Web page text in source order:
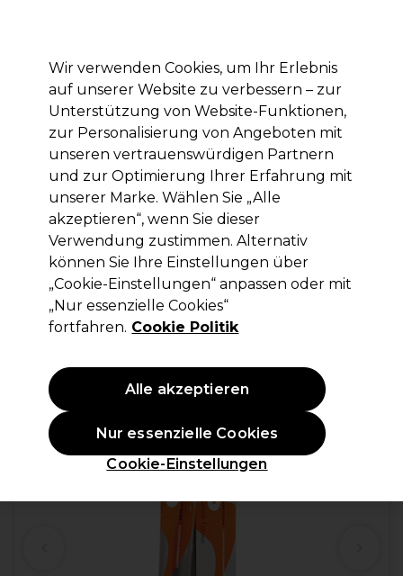
Anmelden
Marken Deals Haare Elektrogeräte Saloneinrichtung
Lieferung und Lieferzeiten
– mehr erfahren
XP100
XP100 Intense Radiance Permanent
Haarfarbe 100ml 10.12
(380)
5,05 €ohne MwSt.
(PROFI-PREIS)
6,01 €inkl. MwSt.)| 5.05 € pro 100ml
ANGEBOT
Wir verwenden Cookies, um Ihr Erlebnis
auf unserer Website zu verbessern – zur
Unterstützung von Website-Funktionen,
zur Personalisierung von Angeboten mit
unseren vertrauenswürdigen Partnern
und zur Optimierung Ihrer Erfahrung mit
unserer Marke. Wählen Sie „Alle
akzeptieren“, wenn Sie dieser
Verwendung zustimmen. Alternativ
können Sie Ihre Einstellungen über
„Cookie-Einstellungen“ anpassen oder mit
„Nur essenzielle Cookies“
fortfahren. Cookie Politik
Cookie-Einstellungen
Nur essenzielle Cookies
Alle akzeptieren